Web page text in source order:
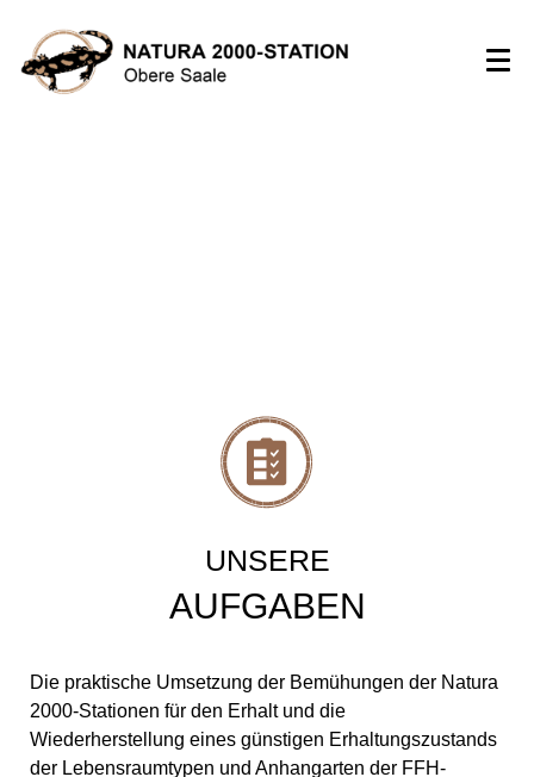
UNSERE
AUFGABEN
Die praktische Umsetzung der Bemühungen der Natura
2000-Stationen für den Erhalt und die
Wiederherstellung eines günstigen Erhaltungszustands
der Lebensraumtypen und Anhangarten der FFH-